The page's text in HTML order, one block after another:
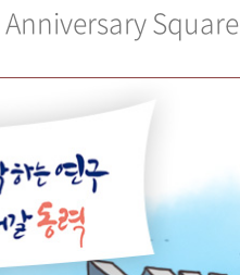
역대 기관장
Anniversary Square